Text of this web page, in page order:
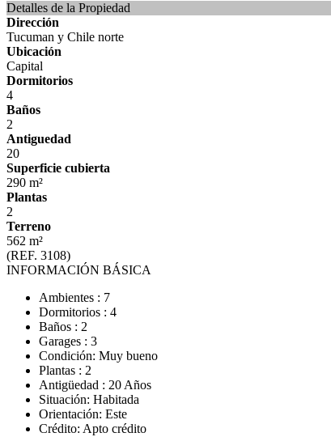
Detalles de la Propiedad
Dirección
Tucuman y Chile norte
Ubicación
Capital
Dormitorios
4
Baños
2
Antiguedad
20
Superficie cubierta
290 m²
Plantas
2
Terreno
562 m²
(REF. 3108)
INFORMACIÓN BÁSICA
Ambientes : 7
Dormitorios : 4
Baños : 2
Garages : 3
Condición: Muy bueno
Plantas : 2
Antigüedad : 20 Años
Situación: Habitada
Orientación: Este
Crédito: Apto crédito